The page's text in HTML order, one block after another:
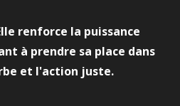
renforce la puissance
à prendre sa place dans
et l'action juste.